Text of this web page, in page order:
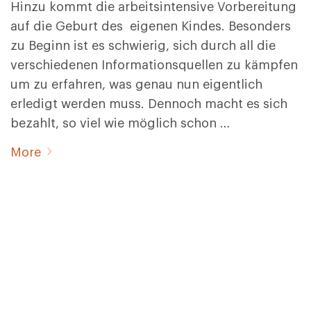
Hinzu kommt die arbeitsintensive Vorbereitung
auf die Geburt des eigenen Kindes. Besonders
zu Beginn ist es schwierig, sich durch all die
verschiedenen Informationsquellen zu kämpfen
um zu erfahren, was genau nun eigentlich
erledigt werden muss. Dennoch macht es sich
bezahlt, so viel wie möglich schon …
More